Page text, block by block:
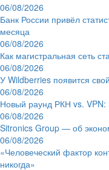
06/08/2026
Банк России привёл
месяца
06/08/2026
Как магистральная сеть
06/08/2026
У Wildberries появится
06/08/2026
Новый раунд РКН vs. VPN:
06/08/2026
Sitronics Group — об
06/08/2026
«Человеческий фактор
никогда»